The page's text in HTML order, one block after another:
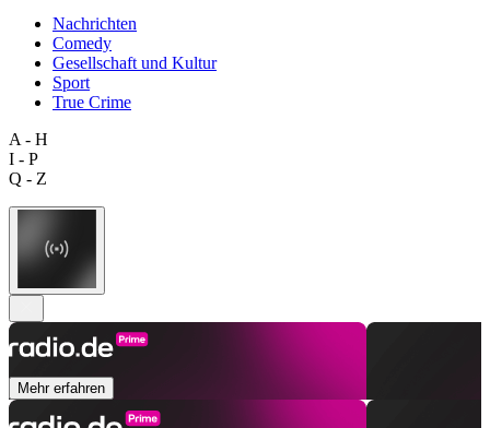
Nachrichten
Comedy
Gesellschaft und Kultur
Sport
True Crime
A - H
I - P
Q - Z
Mehr erfahren